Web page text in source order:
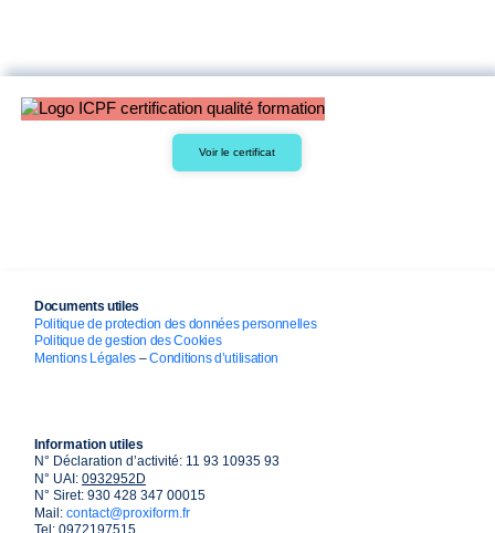
Voir le certificat
Documents utiles
Politique de protection des données personnelles
Politique de gestion des Cookies
Mentions Légales –Conditions d’utilisation
Information utiles
N° Déclaration d’activité: 11 93 10935 93
N° UAI: 0932952D
N° Siret: 930 428 347 00015
Mail: contact@proxiform.fr